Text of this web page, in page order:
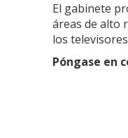
El gabinete
áreas de alto
los
Póngase en